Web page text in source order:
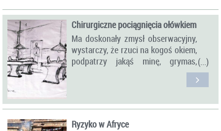
Nigdy nie przerwie w pół słowa
komuś, kto zawile opowiada o
swoich dolegliwościach. Zawsze
wysłucha do końca, a jeśli pacjent
ma własne zdanie na temat tego, co
mu doskwiera, nie zbagatelizuje
sprawy, mówiąc, że przecież to on
jest od stawiania diagnozy, a nie
Chirurgiczne pociągnięcia ołówkiem
Ma doskonały zmysł obserwacyjny,
wystarczy, że rzuci na kogoś okiem,
podpatrzy jakąś minę, grymas,
nietypowe zachowanie i rysunek ju
Ryzyko w Afryce